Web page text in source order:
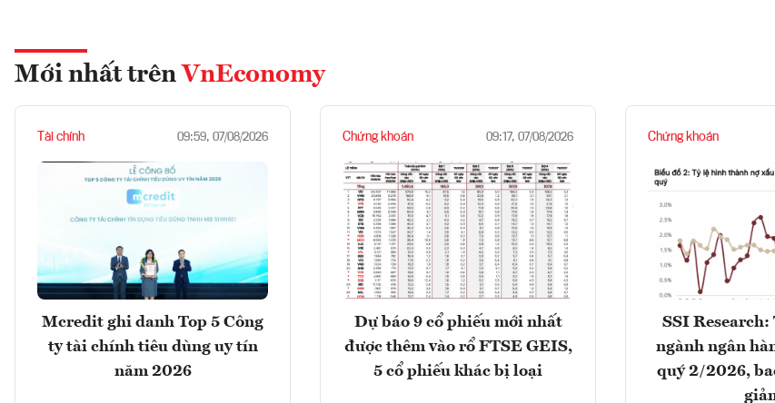
Mới nhất trên VnEconomy
Tài chính 09:59, 07/08/2026
Mcredit ghi danh Top 5 Công
ty tài chính tiêu dùng uy tín
năm 2026
Chứng khoán 09:17, 07/08/2026
Dự báo 9 cổ phiếu mới nhất
được thêm vào rổ FTSE GEIS,
5 cổ phiếu khác bị loại
Chứng khoán
SSI Research:
ngành ngân
quý 2/2026,